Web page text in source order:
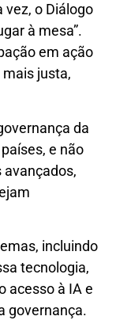
vez, o Diálogo
à mesa”.
em ação
justa,
da
e não
incluindo
tecnologia,
acesso à IA e
governança.